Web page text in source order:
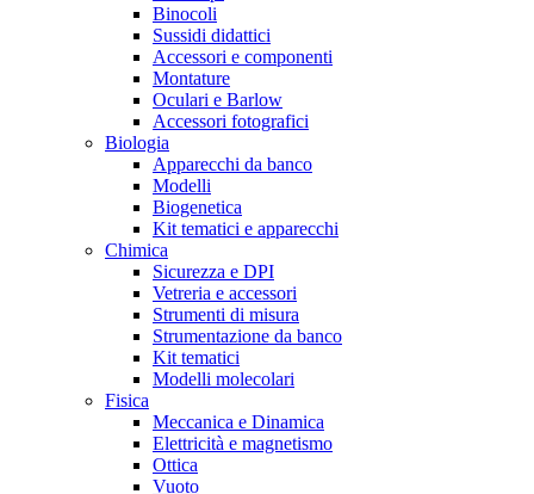
Binocoli
Sussidi didattici
Accessori e componenti
Montature
Oculari e Barlow
Accessori fotografici
Biologia
Apparecchi da banco
Modelli
Biogenetica
Kit tematici e apparecchi
Chimica
Sicurezza e DPI
Vetreria e accessori
Strumenti di misura
Strumentazione da banco
Kit tematici
Modelli molecolari
Fisica
Meccanica e Dinamica
Elettricità e magnetismo
Ottica
Vuoto